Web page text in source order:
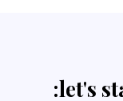
:let's